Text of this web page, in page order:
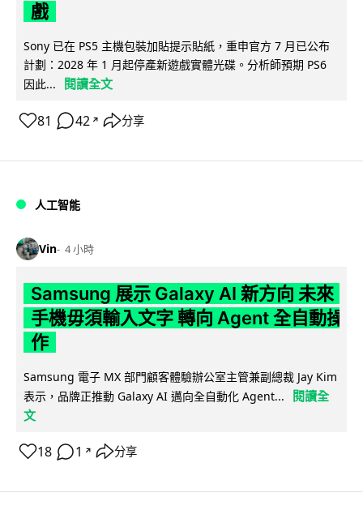
戲
Sony 已在 PS5 主機包裝加貼提示貼紙，重申官方 7 月已公布
計劃：2028 年 1 月起停產新遊戲實體光碟。分析師預期 PS6
因此...
閱讀全文
81 42 ↗ 分享
人工智能
Vin 4 小時
Samsung 展示 Galaxy AI 新方向 未來
手機毋須輸入文字 轉向 Agent 全自動操
作
Samsung 電子 MX 部門顧客體驗辦公室主管兼副總裁 Jay Kim
表示，品牌正推動 Galaxy AI 邁向全自動化 Agent...
閱讀全
文
18 1 ↗ 分享